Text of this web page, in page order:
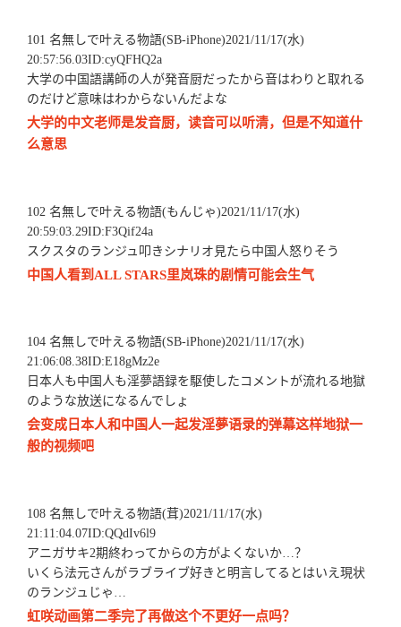
101 名無しで叶える物語(SB-iPhone)2021/11/17(水)
20:57:56.03ID:cyQFHQ2a
大学の中国語講師の人が発音厨だったから音はわりと取れる
のだけど意味はわからないんだよな
大学的中文老师是发音厨，读音可以听清，但是不知道什
么意思
102 名無しで叶える物語(もんじゃ)2021/11/17(水)
20:59:03.29ID:F3Qif24a
スクスタのランジュ叩きシナリオ見たら中国人怒りそう
中国人看到ALL STARS里岚珠的剧情可能会生气
104 名無しで叶える物語(SB-iPhone)2021/11/17(水)
21:06:08.38ID:E18gMz2e
日本人も中国人も淫夢語録を駆使したコメントが流れる地獄
のような放送になるんでしょ
会变成日本人和中国人一起发淫夢语录的弹幕这样地狱一
般的视频吧
108 名無しで叶える物語(茸)2021/11/17(水)
21:11:04.07ID:QQdIv6l9
アニガサキ2期終わってからの方がよくないか…？
いくら法元さんがラブライブ好きと明言してるとはいえ現状
のランジュじゃ…
虹咲动画第二季完了再做这个不更好一点吗？